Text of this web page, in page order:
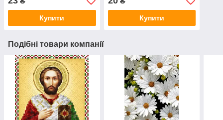
Купити Купити
Подібні товари компанії